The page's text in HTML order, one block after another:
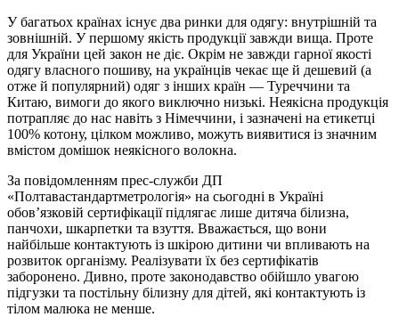
У багатьох країнах існує два ринки для одягу: внутрішній та
зовнішній. У першому якість продукції завжди вища. Проте
для України цей закон не діє. Окрім не завжди гарної якості
одягу власного пошиву, на українців чекає ще й дешевий (а
отже й популярний) одяг з інших країн — Туреччини та
Китаю, вимоги до якого виключно низькі. Неякісна продукція
потрапляє до нас навіть з Німеччини, і зазначені на етикетці
100% котону, цілком можливо, можуть виявитися із значним
вмістом домішок неякісного волокна.
За повідомленням прес-служби ДП
«Полтавастандартметрологія» на сьогодні в Україні
обов’язковій сертифікації підлягає лише дитяча білизна,
панчохи, шкарпетки та взуття. Вважається, що вони
найбільше контактують із шкірою дитини чи впливають на
розвиток організму. Реалізувати їх без сертифікатів
заборонено. Дивно, проте законодавство обійшло увагою
підгузки та постільну білизну для дітей, які контактують із
тілом малюка не менше.